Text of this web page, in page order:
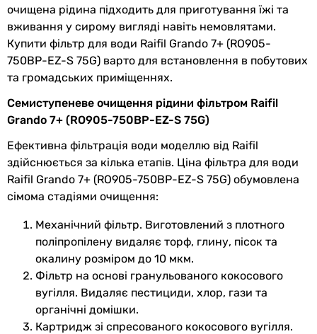
Особливості мінералізатор,мембрана
постфільтр,накопичувальний
бак,структурізатор,насос
Тип картриджів стандартні
Продуктивність
мембрани
285 (75 гал.) л/доба
Призначення побутовий
підключення
Комплектація
інструкція з експлуатації, кран
для питної води, хомут для
врізки в каналізацію, трубки
для підключення, ключ для
колб, трійник для підключення
в водопровід, кран на бак, бак
очищена рідина підходить для приготування їжі та
вживання у сирому вигляді навіть немовлятами.
Купити фільтр для води Raifil Grando 7+ (RO905-
750BP-EZ-S 75G) варто для встановлення в побутових
та громадських приміщеннях.
Семиступеневе очищення рідини фільтром Raifil
Grando 7+ (RO905-750BP-EZ-S 75G)
Ефективна фільтрація води моделлю від Raifil
здійснюється за кілька етапів. Ціна фільтра для води
Raifil Grando 7+ (RO905-750BP-EZ-S 75G) обумовлена ​​
сімома стадіями очищення:
Механічний фільтр. Виготовлений з плотного
поліпропілену видаляє торф, глину, пісок та
окалину розміром до 10 мкм.
Фільтр на основі гранульованого кокосового
вугілля. Видаляє пестициди, хлор, гази та
органічні домішки.
Картридж зі спресованого кокосового вугілля.